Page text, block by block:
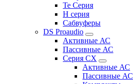
Te Серия
H серия
Сабвуферы
DS Proaudio
Активные АС
Пассивные АС
Серия CX
Активные АС
Пассивные АС